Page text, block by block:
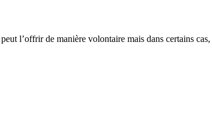
l’offrir de manière volontaire mais dans certains